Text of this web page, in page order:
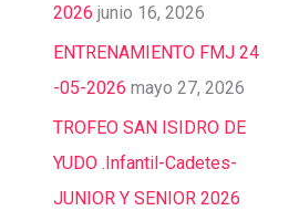
2026 junio 16, 2026
ENTRENAMIENTO FMJ 24
-05-2026 mayo 27, 2026
TROFEO SAN ISIDRO DE
YUDO .Infantil-Cadetes-
JUNIOR Y SENIOR 2026